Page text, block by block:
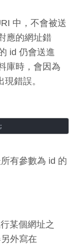
中，不會被送
應的網址錯
id 仍會送進
庫時，會因為
錯誤。
有參數為 id 的
某個網址之
外寫在